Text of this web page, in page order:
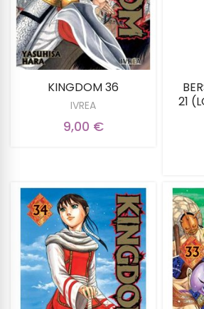
KINGDOM 36
IVREA
9,00 €
21